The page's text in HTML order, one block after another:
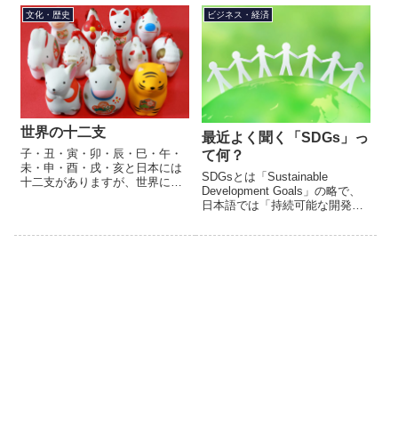
島の名前を見つけた子供達の...
となりないので、どの国も共通
になっています。人間にとって
「赤...
文化・歴史
世界の十二支
子・丑・寅・卯・辰・巳・午・
未・申・酉・戌・亥と日本には
十二支がありますが、世界にも
ん。タイでは、卯の変わりに猫
ビジネス・経済
最近よく聞く「SDGs」っ
て何？
SDGsとは「Sustainable
Development Goals」の略で、
日本語では「持続可能な開発目
読みます。17の目標、169の細